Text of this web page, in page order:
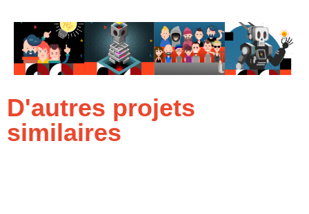
D'autres projets
similaires